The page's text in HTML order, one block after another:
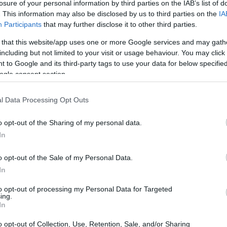
of your personal information by third parties on the IAB’s list of
This information may also be disclosed by us to third parties on the
Participants that may further disclose it to other third parties.
that this website/app uses one or more Google services and may
but not limited to your visit or usage behaviour. You may
to Google and its third-party tags to use your data for below
consent section.
Data Processing Opt Outs
opt-out of the Sharing of my personal data.
opt-out of the Sale of my Personal Data.
opt-out of processing my Personal Data for Targeted
opt-out of Collection, Use, Retention, Sale, and/or Sharing
decisivo
calcistico, con l’ultimo giorno di
trattative si intensificano e i tifosi sono in attesa di
voci più calde, spicca quella di Hugo Cuenca,
potrebbe rappresentare un colpo importante per il
Cuenca è atteso a Genova per le visite mediche e la
arrivare entro la mezzanotte.
perdere
del Genoa, che potrebbe acquisirlo senza dover
sarà libero di firmare con qualsiasi squadra.
club, che potrebbe rinforzare il proprio attacco
già rifiutato un’offerta del Genoa, lasciando